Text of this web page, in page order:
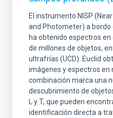
El instrumento NISP
and Photometer) a bordo
ha obtenido espectros en
de millones de objetos,
ultrafrías (UCD). Euclid
imágenes y espectros en
combinación marca una
descubrimiento de
L y T, que pueden
identificación directa a